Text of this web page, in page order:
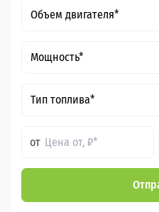
Объем двигателя*
Мощность*
Тип топлива*
от